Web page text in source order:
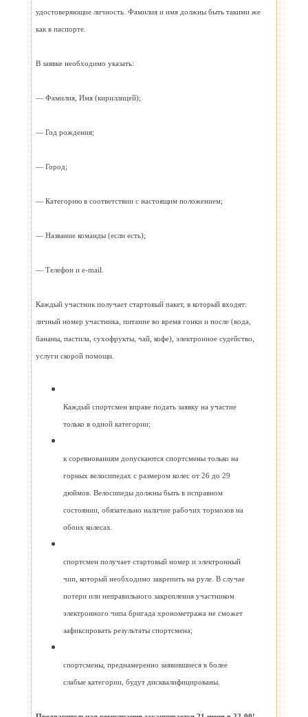
удостоверяющие личность. Фамилия и имя должны быть такими же
как в паспорте.
В заявке необходимо указать:
— Фамилия, Имя (кириллицей);
— Год рождения;
— Город;
— Категорию в соответствии с настоящим положением;
— Название команды (если есть);
— Телефон и e-mail.
Каждый участник получает стартовый пакет, в который входят:
личный номер участника, питание во время гонки и после (вода,
бананы, пастила, сухофрукты, чай, кофе), электронное судейство,
услуги скорой помощи.
Каждый спортсмен вправе подать заявку на участие
только в одной категории;
к соревнованиям допускаются спортсмены только на
горных велосипедах с размером колес от 26 до 29
дюймов. Велосипеды должны быть в исправном
состоянии, обязательно наличие рабочих тормозов на
обоих колесах.
спортсмен получает стартовый номер и электронный
чип, который необходимо закрепить на руле. В случае
потери или неправильного закрепления участником
электронного чипа бригада хронометража не сможет
зафиксировать результаты спортсмена;
спортсмены, преднамеренно заявившиеся в более
слабые категории, будут дисквалифицированы.